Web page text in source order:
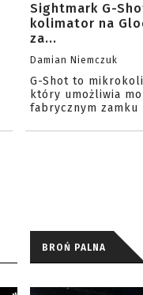
Sightmark G-
kolimator na
za...
Damian Niemczuk
G-Shot to
który umożliwia
fabrycznym zamku
BROŃ PALNA